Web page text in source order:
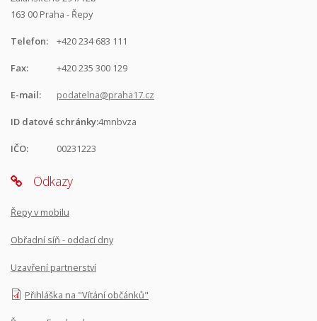
163 00 Praha - Řepy
Telefon: +420 234 683 111
Fax: +420 235 300 129
E-mail: podatelna@praha17.cz
ID datové schránky:4mnbvza
IČO: 00231223
Odkazy
Řepy v mobilu
Obřadní síň - oddací dny
Uzavření partnerství
Přihláška na "Vítání občánků"